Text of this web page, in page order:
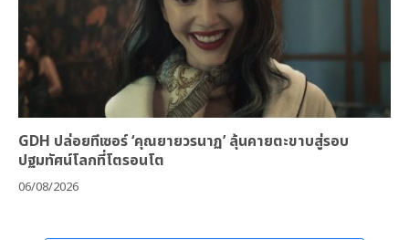
GDH ปล่อยทีเซอร์ ‘คุณยายวรนาฏ’ ลุ้นคายตะขาบสู่รอบ
ปฐมทัศน์โลกที่โตรอนโต
06/08/2026